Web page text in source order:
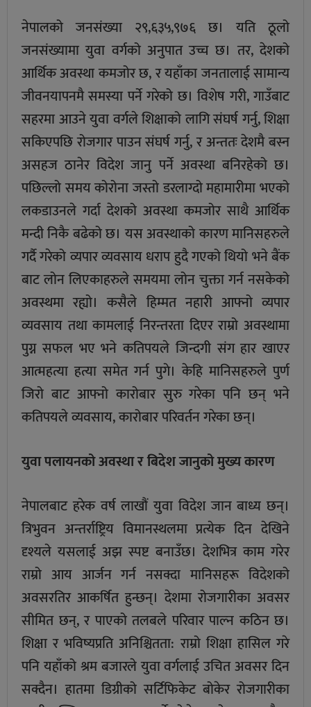
नेपालको जनसंख्या २९,६३५,९७६ छ। यति ठूलो
जनसंख्यामा युवा वर्गको अनुपात उच्च छ। तर, देशको
आर्थिक अवस्था कमजोर छ, र यहाँका जनतालाई सामान्य
जीवनयापनमै समस्या पर्ने गरेको छ। विशेष गरी, गाउँबाट
सहरमा आउने युवा वर्गले शिक्षाको लागि संघर्ष गर्नु, शिक्षा
सकिएपछि रोजगार पाउन संघर्ष गर्नु, र अन्ततः देशमै बस्न
असहज ठानेर विदेश जानु पर्ने अवस्था बनिरहेको छ।
पछिल्लो समय कोरोना जस्तो डरलाग्दो महामारीमा भएको
लकडाउनले गर्दा देशको अवस्था कमजोर साथै आर्थिक
मन्दी निकै बढेको छ। यस अवस्थाको कारण मानिसहरुले
गर्दै गरेको व्यपार व्यवसाय धराप हुदै गएको थियो भने बैंक
बाट लोन लिएकाहरुले समयमा लोन चुक्ता गर्न नसकेको
अवस्थमा रह्यो। कसैले हिम्मत नहारी आफ्नो व्यपार
व्यवसाय तथा कामलाई निरन्तरता दिएर राम्रो अवस्थामा
पुग्न सफल भए भने कतिपयले जिन्दगी संग हार खाएर
आत्महत्या हत्या समेत गर्न पुगे। केहि मानिसहरुले पुर्ण
जिरो बाट आफ्नो कारोबार सुरु गरेका पनि छन् भने
कतिपयले व्यवसाय, कारोबार परिवर्तन गरेका छन्।
युवा पलायनको अवस्था र बिदेश जानुको मुख्य कारण
नेपालबाट हरेक वर्ष लाखौं युवा विदेश जान बाध्य छन्।
त्रिभुवन अन्तर्राष्ट्रिय विमानस्थलमा प्रत्येक दिन देखिने
दृश्यले यसलाई अझ स्पष्ट बनाउँछ। देशभित्र काम गरेर
राम्रो आय आर्जन गर्न नसक्दा मानिसहरू विदेशको
अवसरतिर आकर्षित हुन्छन्। देशमा रोजगारीका अवसर
सीमित छन्, र पाएको तलबले परिवार पाल्न कठिन छ।
शिक्षा र भविष्यप्रति अनिश्चितता: राम्रो शिक्षा हासिल गरे
पनि यहाँको श्रम बजारले युवा वर्गलाई उचित अवसर दिन
सक्दैन। हातमा डिग्रीको सर्टिफिकेट बोकेर रोजगारीका